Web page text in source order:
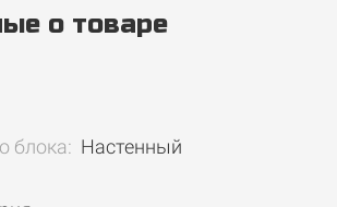
о товаре
блока: Настенный